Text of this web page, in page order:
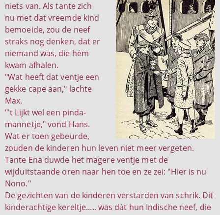
niets van. Als tante zich
nu met dat vreemde kind
bemoeide, zou de neef
straks nog denken, dat er
niemand was, die hèm
kwam afhalen.
"Wat heeft dat ventje een
gekke cape aan," lachte
Max.
"'t Lijkt wel een pinda-
mannetje," vond Hans.
Wat er toen gebeurde,
zouden de kinderen hun leven niet meer vergeten.
Tante Ena duwde het magere ventje met de
wijduitstaande oren naar hen toe en ze zei: "Hier is nu
Nono."
De gezichten van de kinderen verstarden van schrik. Dit
kinderachtige kereltje..... was dàt hun Indische neef, die